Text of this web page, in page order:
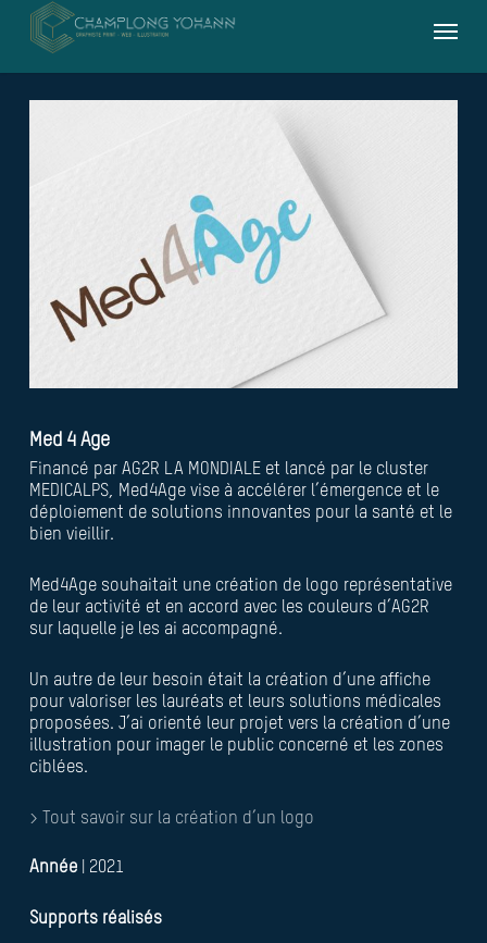
content
Med 4 Age
Financé par AG2R LA MONDIALE et lancé par le cluster
MEDICALPS, Med4Age vise à accélérer l’émergence et le
déploiement de solutions innovantes pour la santé et le
bien vieillir.
Med4Age souhaitait une création de logo représentative
de leur activité et en accord avec les couleurs d’AG2R
sur laquelle je les ai accompagné.
Un autre de leur besoin était la création d’une affiche
pour valoriser les lauréats et leurs solutions médicales
proposées. J’ai orienté leur projet vers la création d’une
illustration pour imager le public concerné et les zones
ciblées.
> Tout savoir sur la création d’un logo
Année | 2021
Supports réalisés